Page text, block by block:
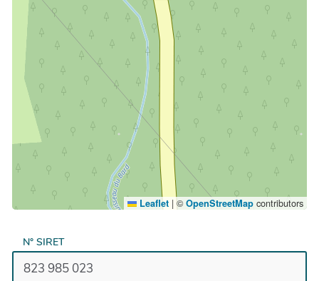
Leaflet | © OpenStreetMap contributors
N° SIRET